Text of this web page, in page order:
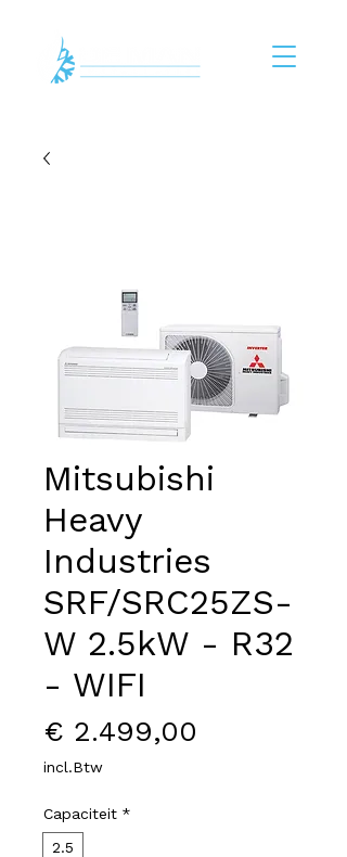
Mitsubishi
Heavy
Industries
SRF/SRC25ZS-
W 2.5kW - R32
- WIFI
€ 2.499,00
incl.Btw
Capaciteit *
2.5